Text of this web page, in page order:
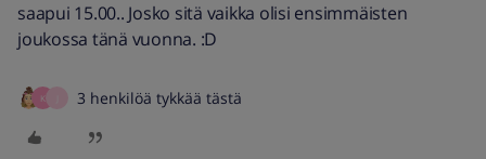
saapui 15.00.. Josko sitä vaikka olisi ensimmäisten
joukossa tänä vuonna. :D
K 3 henkilöä tykkää tästä